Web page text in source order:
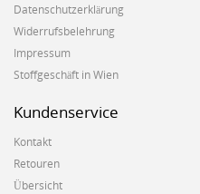
Datenschutzerklärung
Widerrufsbelehrung
Impressum
Stoffgeschäft in Wien
Kundenservice
Kontakt
Retouren
Übersicht